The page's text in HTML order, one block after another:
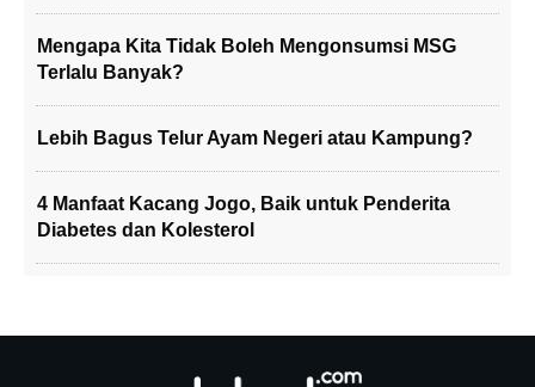
Mengapa Kita Tidak Boleh Mengonsumsi MSG
Terlalu Banyak?
Lebih Bagus Telur Ayam Negeri atau Kampung?
4 Manfaat Kacang Jogo, Baik untuk Penderita
Diabetes dan Kolesterol